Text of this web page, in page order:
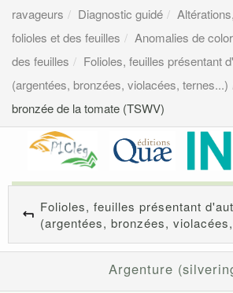
ravageurs
Diagnostic guidé
folioles et des feuilles
Anomalies de
des feuilles
Folioles, feuilles présentant
(argentées, bronzées, violacées, ternes...)
bronzée de la tomate (TSWV)
Folioles, feuilles présentant
(argentées, bronzées,
Argenture